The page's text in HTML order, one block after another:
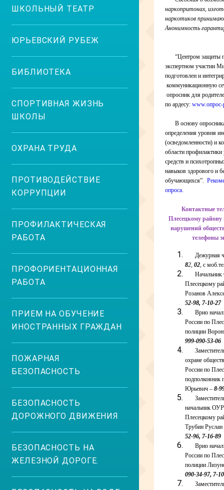
ШКОЛЬНЫЙ ТЕАТР
ЮРЬЕВСКИЙ РУБЕЖ
БИБЛИОТЕКА
СПОРТИВНАЯ ЖИЗНЬ
ШКОЛЫ
ОХРАНА ТРУДА
ПРОТИВОДЕЙСТВИЕ
КОРРУПЦИИ
ПРОФИЛАКТИЧЕСКАЯ
РАБОТА
ПРОФОРИЕНТАЦИОННАЯ
РАБОТА
ПРИЕМ НА ОБУЧЕНИЕ
ИНОСТРАННЫХ ГРАЖДАН
ПОЖАРНАЯ
БЕЗОПАСНОСТЬ
БЕЗОПАСНОСТЬ
ДОРОЖНОГО ДВИЖЕНИЯ
БЕЗОПАСНОСТЬ НА
ЖЕЛЕЗНОЙ ДОРОГЕ.
наркопритонах,
наркотиков
Анонимность
“Центром защиты
экспертном участии
подготовлен и
коммуникационную
опросник для
по ардесу: www.опрос-
В основу
определения уровня
(осведомленности) и
области профилактики
средств и
навыков здорового и
обучающихся”.
опроса.
Контактные
Плесецкому району
нарушений
телефоны
Дежурная
82, 02, с
Плесецкому
Розанов
52-98, 7-10-27
Врио
России по
полиции
999-090-53-06
охране
России по
подполковник
Юрьевич – 8-
начальник
Плесецкому
Трубин
52-96, 7-16-89
Врио
России по
полиции
090-34-97, 7-